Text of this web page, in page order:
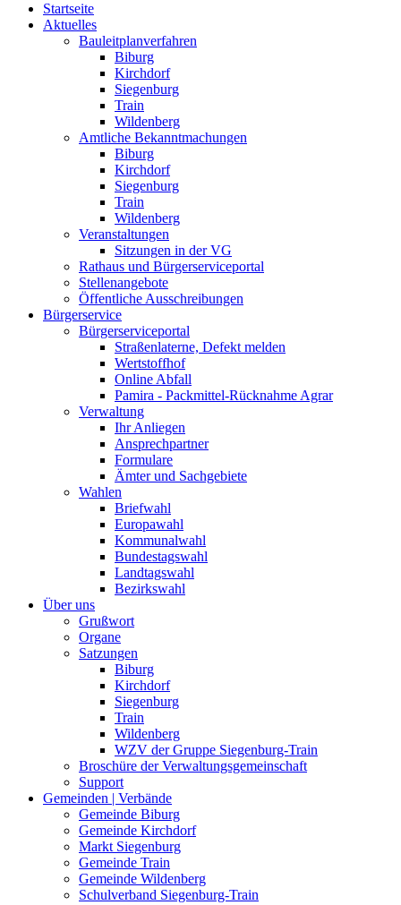
Startseite
Aktuelles
Bauleitplanverfahren
Biburg
Kirchdorf
Siegenburg
Train
Wildenberg
Amtliche Bekanntmachungen
Biburg
Kirchdorf
Siegenburg
Train
Wildenberg
Veranstaltungen
Sitzungen in der VG
Rathaus und Bürgerserviceportal
Stellenangebote
Öffentliche Ausschreibungen
Bürgerservice
Bürgerserviceportal
Straßenlaterne, Defekt melden
Wertstoffhof
Online Abfall
Pamira - Packmittel-Rücknahme Agrar
Verwaltung
Ihr Anliegen
Ansprechpartner
Formulare
Ämter und Sachgebiete
Wahlen
Briefwahl
Europawahl
Kommunalwahl
Bundestagswahl
Landtagswahl
Bezirkswahl
Über uns
Grußwort
Organe
Satzungen
Biburg
Kirchdorf
Siegenburg
Train
Wildenberg
WZV der Gruppe Siegenburg-Train
Broschüre der Verwaltungsgemeinschaft
Support
Gemeinden | Verbände
Gemeinde Biburg
Gemeinde Kirchdorf
Markt Siegenburg
Gemeinde Train
Gemeinde Wildenberg
Schulverband Siegenburg-Train